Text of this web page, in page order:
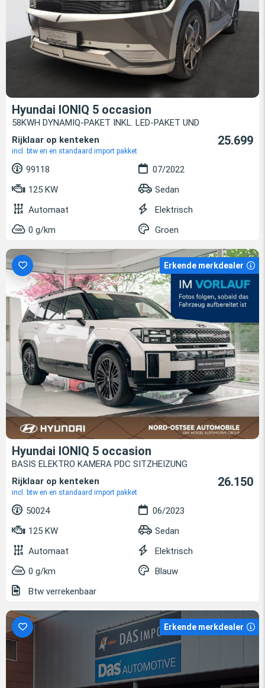
Hyundai IONIQ 5 occasion
58KWH DYNAMIQ-PAKET INKL. LED-PAKET UND
Rijklaar op kenteken
incl. btw en en standaard import pakket
25.699
99118
07/2022
125 KW
Sedan
Automaat
Elektrisch
0 g/km
Groen
Erkende merkdealer
Hyundai IONIQ 5 occasion
BASIS ELEKTRO KAMERA PDC SITZHEIZUNG
Rijklaar op kenteken
incl. btw en en standaard import pakket
26.150
50024
06/2023
125 KW
Sedan
Automaat
Elektrisch
0 g/km
Blauw
Btw verrekenbaar
Erkende merkdealer